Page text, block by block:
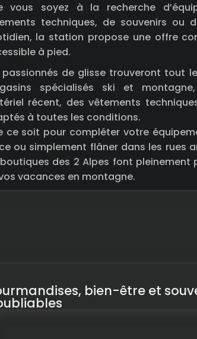
vous soyez à la recherche
techniques, de souvenirs ou
la station propose une offre
à pied.
passionnés de glisse trouveront tout
spécialisés ski et
récent, des vêtements
à toutes les conditions.
ce soit pour compléter votre
ou simplement flâner dans les rues
des 2 Alpes font pleinement
vacances en montagne.
bien-être et